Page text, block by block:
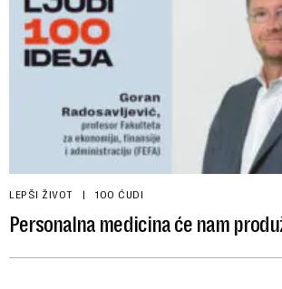
LEPŠI ŽIVOT 100 ĆUDI
Personalna medicina će nam